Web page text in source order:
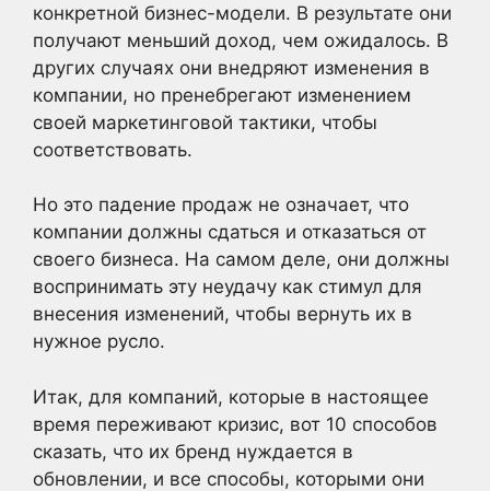
конкретной бизнес-модели. В результате они
получают меньший доход, чем ожидалось. В
других случаях они внедряют изменения в
компании, но пренебрегают изменением
своей маркетинговой тактики, чтобы
соответствовать.
Но это падение продаж не означает, что
компании должны сдаться и отказаться от
своего бизнеса. На самом деле, они должны
воспринимать эту неудачу как стимул для
внесения изменений, чтобы вернуть их в
нужное русло.
Итак, для компаний, которые в настоящее
время переживают кризис, вот 10 способов
сказать, что их бренд нуждается в
обновлении, и все способы, которыми они